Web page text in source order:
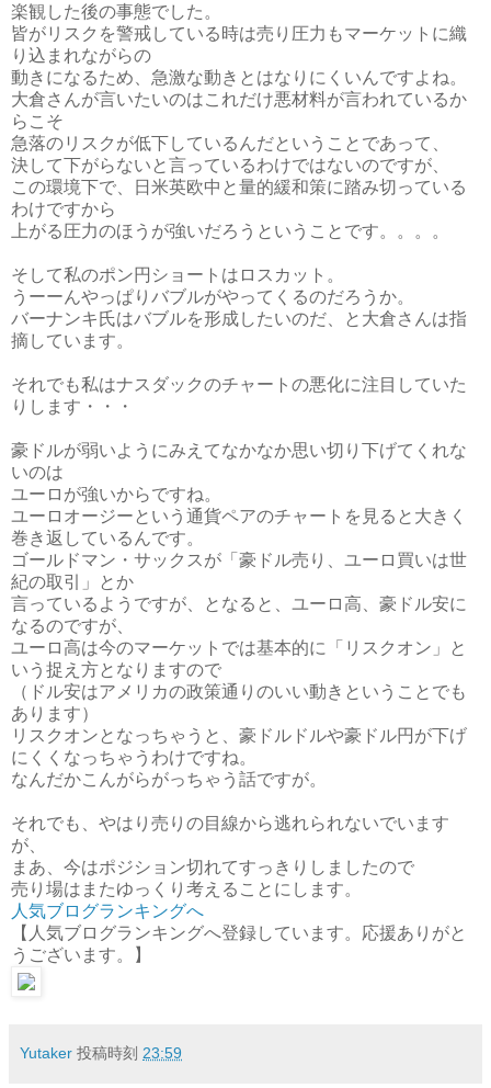
楽観した後の事態でした。
皆がリスクを警戒している時は売り圧力もマーケットに織
り込まれながらの
動きになるため、急激な動きとはなりにくいんですよね。
大倉さんが言いたいのはこれだけ悪材料が言われているか
らこそ
急落のリスクが低下しているんだということであって、
決して下がらないと言っているわけではないのですが、
この環境下で、日米英欧中と量的緩和策に踏み切っている
わけですから
上がる圧力のほうが強いだろうということです。。。。
そして私のポン円ショートはロスカット。
うーーんやっぱりバブルがやってくるのだろうか。
バーナンキ氏はバブルを形成したいのだ、と大倉さんは指
摘しています。
それでも私はナスダックのチャートの悪化に注目していた
りします・・・
豪ドルが弱いようにみえてなかなか思い切り下げてくれな
いのは
ユーロが強いからですね。
ユーロオージーという通貨ペアのチャートを見ると大きく
巻き返しているんです。
ゴールドマン・サックスが「豪ドル売り、ユーロ買いは世
紀の取引」とか
言っているようですが、となると、ユーロ高、豪ドル安に
なるのですが、
ユーロ高は今のマーケットでは基本的に「リスクオン」と
いう捉え方となりますので
（ドル安はアメリカの政策通りのいい動きということでも
あります）
リスクオンとなっちゃうと、豪ドルドルや豪ドル円が下げ
にくくなっちゃうわけですね。
なんだかこんがらがっちゃう話ですが。
それでも、やはり売りの目線から逃れられないでいます
が、
まあ、今はポジション切れてすっきりしましたので
売り場はまたゆっくり考えることにします。
人気ブログランキングへ
【人気ブログランキングへ登録しています。応援ありがと
うございます。】
Yutaker 投稿時刻 23:59